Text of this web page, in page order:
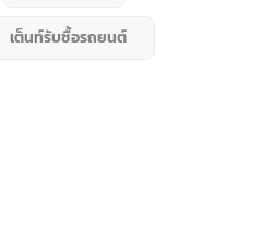
เต็นท์รับซื้อรถยนต์